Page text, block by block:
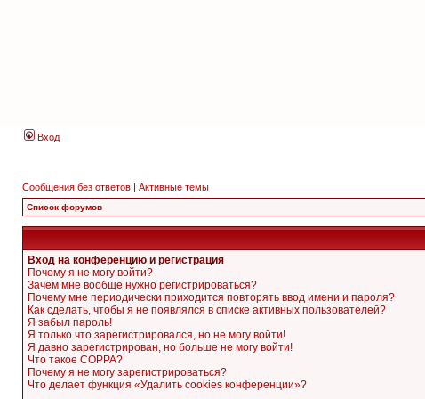
Вход
Сообщения без ответов | Активные темы
Список форумов
Вход на конференцию и регистрация
Почему я не могу войти?
Зачем мне вообще нужно регистрироваться?
Почему мне периодически приходится повторять ввод имени и пароля?
Как сделать, чтобы я не появлялся в списке активных пользователей?
Я забыл пароль!
Я только что зарегистрировался, но не могу войти!
Я давно зарегистрирован, но больше не могу войти!
Что такое COPPA?
Почему я не могу зарегистрироваться?
Что делает функция «Удалить cookies конференции»?